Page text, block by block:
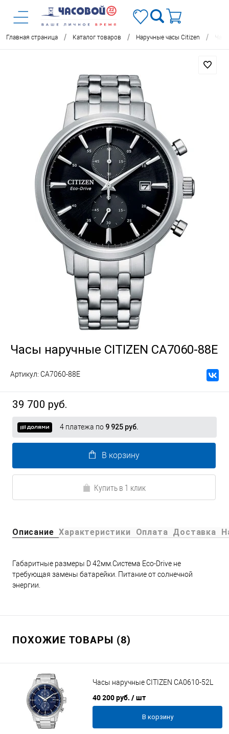
Главная страница / Каталог товаров / Наручные часы Citizen /
Часы наручные CITIZEN CA7060-88E
Артикул: CA7060-88E
39 700 руб.
4 платежа по 9 925 руб.
В корзину
Купить в 1 клик
Описание Характеристики Оплата Доставка
Габаритные размеры D 42мм.Система Eco-Drive не
требующая замены батарейки. Питание от солнечной
энергии.
ПОХОЖИЕ ТОВАРЫ (8)
Часы наручные CITIZEN CA0610-52L
40 200 руб. / шт
В корзину